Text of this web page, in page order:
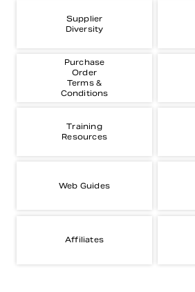
Supplier
Diversity
Purchase
Order
Terms &
Conditions
Training
Resources
Web Guides
Affiliates